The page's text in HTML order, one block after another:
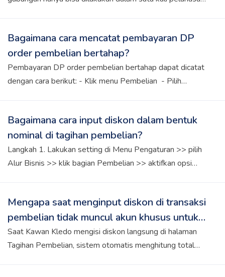
satu faktur.
Pembelian >> pilih Tagihan Pembelian >> pilih tampilan
data Faktur Gabungan >> klik transaksinya >> pada
halaman detail transaksi, scroll ke bawah >> input
pembayaran di bagian Kirim Pembayaran
Bagaimana cara mencatat pembayaran DP
order pembelian bertahap?
Pembayaran DP order pembelian bertahap dapat dicatat
dengan cara berikut: - Klik menu Pembelian - Pilih
bawah. - Pada bagian Kirim Pembayaran, masukkan
pembayaran DP pertama dengan menambahkan referensi
(misalnya "DP Order 1"). - Klik Tambah Pembayaran untuk
mencatat pembayaran tersebut. - Untuk mencatat
Bagaimana cara input diskon dalam bentuk
nominal di tagihan pembelian?
Langkah 1. Lakukan setting di Menu Pengaturan >> pilih
Alur Bisnis >> klik bagian Pembelian >> aktifkan opsi
otomatis dalam format nominal. Sedangkan di bagian
Tambahan Diskon, klik format nominal (Rp) terlebih dahulu,
lalu input nilai diskonnya
Mengapa saat menginput diskon di transaksi
pembelian tidak muncul akun khusus untuk
diskon?
Saat Kawan Kledo mengisi diskon langsung di halaman
Tagihan Pembelian, sistem otomatis menghitung total